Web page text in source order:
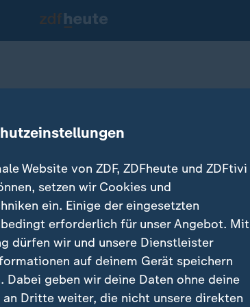
NRW
Website von ZDF, ZDFheute und ZDFtivi
setzen wir Cookies und
ein. Einige der eingesetzten
erforderlich für unser Angebot. Mit
dürfen wir und unsere Dienstleister
auf deinem Gerät speichern
Dabei geben wir deine Daten ohne deine
Dritte weiter, die nicht unsere direkten